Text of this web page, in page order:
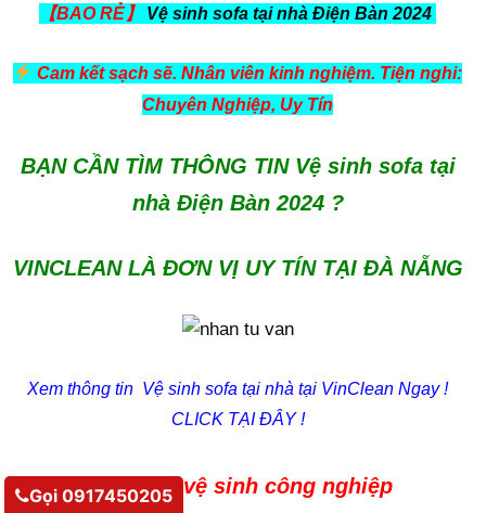
【BAO RẺ】 Vệ sinh sofa tại nhà Điện Bàn 2024
Cam kết sạch sẽ. Nhân viên kinh nghiệm. Tiện nghi:
Chuyên Nghiệp, Uy Tín
BẠN CẦN TÌM THÔNG TIN Vệ sinh sofa tại
nhà Điện Bàn 2024 ?
VINCLEAN LÀ ĐƠN VỊ UY TÍN TẠI ĐÀ NẴNG
Xem thông tin Vệ sinh sofa tại nhà tại VinClean Ngay !
CLICK TẠI ĐÂY !
Vì sao nên chọn vệ sinh công nghiệp
Gọi 0917450205